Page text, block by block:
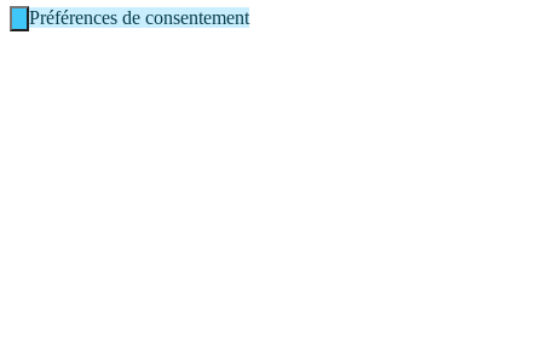
Préférences de consentement